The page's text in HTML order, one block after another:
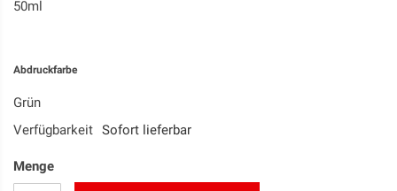
50ml
Abdruckfarbe
Grün
Verfügbarkeit Sofort lieferbar
Menge